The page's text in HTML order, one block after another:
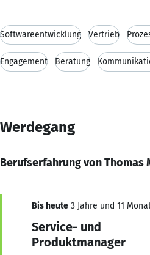
Softwareentwicklung Vertrieb
Engagement Beratung
Werdegang
Berufserfahrung von Thomas
Bis heute 3 Jahre und 11
Service- und
Produktmanager